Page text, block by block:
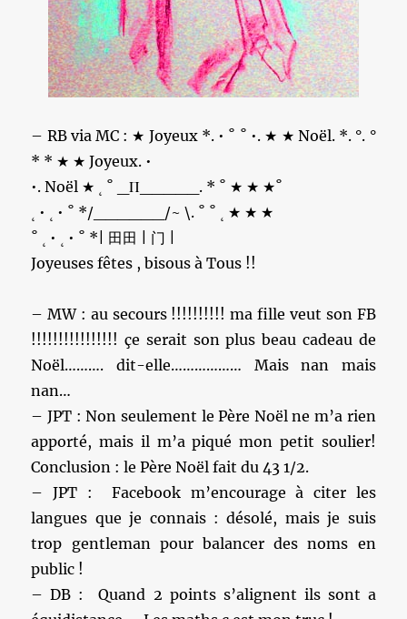
– RB via MC : ★ Joyeux *. • ˚ ˚ •. ★ ★ Noël. *. °. °
* * ★ ★ Joyeux. •
•. Noël ★ ˛ ˚ _Π_____. * ˚ ★ ★ ★ ˚
˛ • ˛ • ˚ */______/~ \. ˚ ˚ ˛ ★ ★ ★
˚ ˛ • ˛ • ˚ *| 田田 | 门 |
Joyeuses fêtes , bisous à Tous !!
– MW : au secours !!!!!!!!!! ma fille veut son FB
!!!!!!!!!!!!!!!! çe serait son plus beau cadeau de
Noël………. dit-elle……………… Mais nan mais
nan…
– JPT : Non seulement le Père Noël ne m’a rien
apporté, mais il m’a piqué mon petit soulier!
Conclusion : le Père Noël fait du 43 1/2.
– JPT : Facebook m’encourage à citer les
langues que je connais : désolé, mais je suis
trop gentleman pour balancer des noms en
public !
– DB : Quand 2 points s’alignent ils sont a